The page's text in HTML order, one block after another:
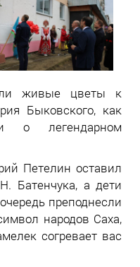
живые цветы к
Быковского, как
о легендарном
Петелин оставил
Батенчука, а дети
преподнесли
народов Саха,
согревает вас